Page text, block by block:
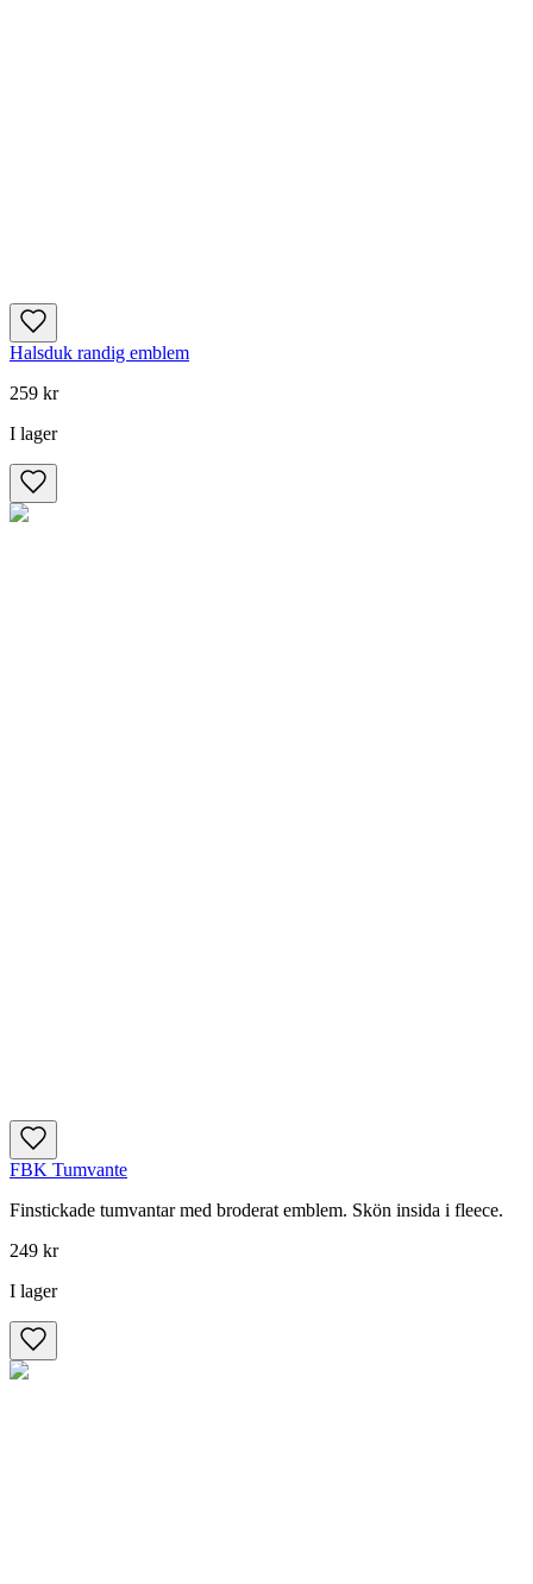
Halsduk randig emblem
259 kr
I lager
FBK Tumvante
Finstickade tumvantar med broderat emblem. Skön insida i fleece.
249 kr
I lager